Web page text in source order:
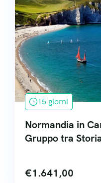
15 giorni
Normandia in
Gruppo tra
€1.641,00